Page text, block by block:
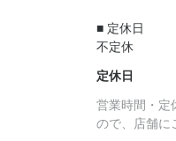
■ 定休日
不定休
定休日
営業時間・定
ので、店舗に